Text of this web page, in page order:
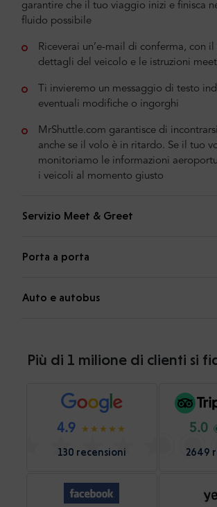
garantire che il tuo viaggio inizi e finisca
fluido possibile
Riceverai un’e-mail di conferma, con il
dettagli del veicolo e le istruzioni
Ti invieremo un messaggio di testo
eventuali modifiche o ingorghi
MrShuttle.com garantisce di
anche se il volo è in ritardo. Se il tuo
monitoriamo le informazioni
i veicoli al momento giusto
Servizio Meet & Greet
Porta a porta
Auto e autobus
Più di 1 milione di clienti si
4.9
130 recensioni
5.0
2649